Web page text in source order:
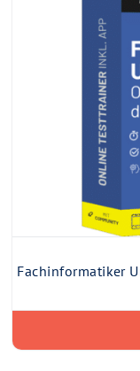
Fachinformatiker